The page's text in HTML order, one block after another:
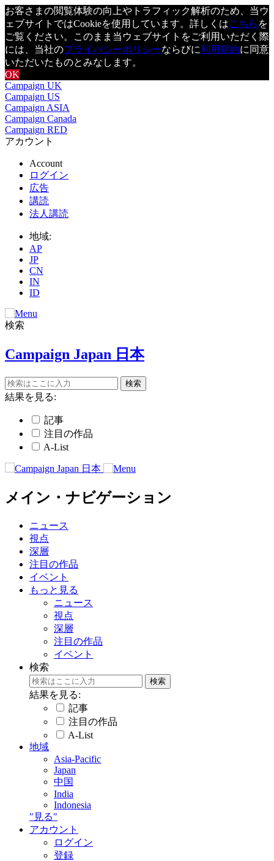
お客さまの閲覧体験の向上やトラフィック解析のため、当ウ
ェブサイトではCookieを使用しています。詳しくはこちら を
ご覧ください。このまま当ウェブサイトをご利用いただく際
には、当社のプライバシーポリシーならびに利用規約に同意
いただいたものとみなします。
OK
Campaign UK
Campaign US
Campaign ASIA
Campaign Canada
Campaign RED
アカウント
Account
ログイン
広告
講読
法人講読
地域:
AP
JP
CN
IN
ID
検索
Campaign Japan 日本
結果を見る:
記事
注目の作品
A-List
メイン・ナビゲーション
ニュース
視点
深層
注目の作品
イベント
もっと見る
ニュース
視点
深層
注目の作品
イベント
検索
結果を見る:
記事
注目の作品
A-List
地域
Asia-Pacific
Japan
中国
India
Indonesia
"見る"
アカウント
ログイン
登録